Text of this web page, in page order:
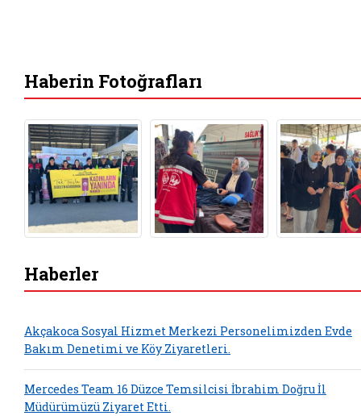
Haberin Fotoğrafları
Haberler
Akçakoca Sosyal Hizmet Merkezi Personelimizden Evde
Bakım Denetimi ve Köy Ziyaretleri.
Mercedes Team 16 Düzce Temsilcisi İbrahim Doğru İl
Müdürümüzü Ziyaret Etti.